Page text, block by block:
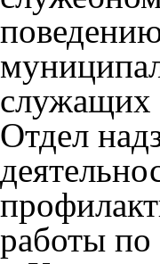
служащих
Отдел
работы